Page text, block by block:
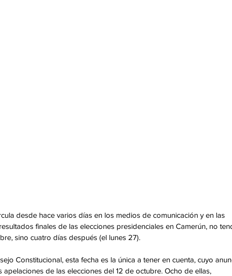
desde hace varios días en los medios de comunicación y en las
finales de las elecciones presidenciales en Camerún, no
sino cuatro días después (el lunes 27).
Constitucional, esta fecha es la única a tener en cuenta, cuyo
de las elecciones del 12 de octubre. Ocho de ellas,